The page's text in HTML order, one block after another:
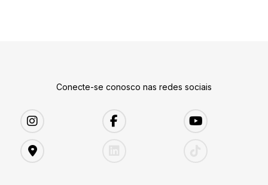
Conecte-se conosco nas redes sociais